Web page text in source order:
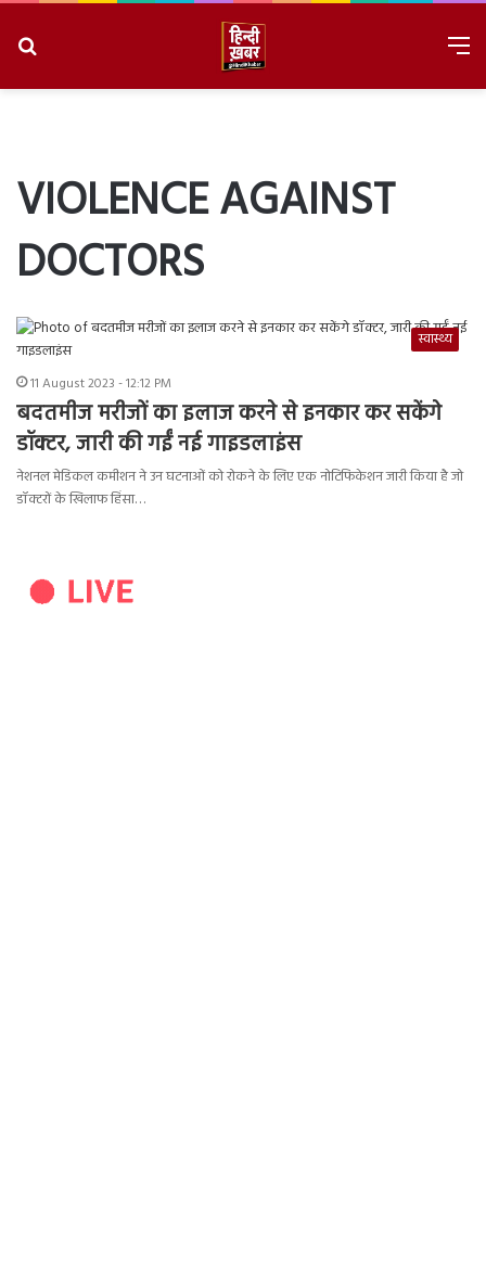
VIOLENCE AGAINST
DOCTORS
स्वास्थ्य
11 August 2023 - 12:12 PM
बदतमीज मरीजों का इलाज करने से इनकार कर सकेंगे
डॉक्टर, जारी की गईं नई गाइडलाइंस
नेशनल मेडिकल कमीशन ने उन घटनाओं को रोकने के लिए एक नोटिफिकेशन जारी किया है जो
डॉक्टरों के खिलाफ हिंसा…